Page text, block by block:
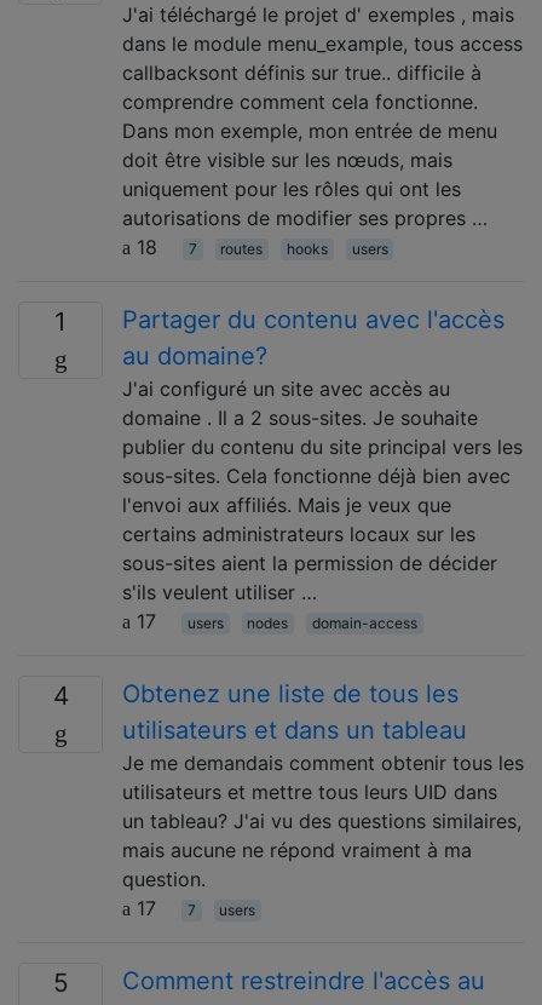
J'ai téléchargé le projet d' exemples , mais
dans le module menu_example, tous access
callbacksont définis sur true.. difficile à
comprendre comment cela fonctionne.
Dans mon exemple, mon entrée de menu
doit être visible sur les nœuds, mais
uniquement pour les rôles qui ont les
autorisations de modifier ses propres …
18
7 routes hooks users
1
Partager du contenu avec l'accès
au domaine?
J'ai configuré un site avec accès au
domaine . Il a 2 sous-sites. Je souhaite
publier du contenu du site principal vers les
sous-sites. Cela fonctionne déjà bien avec
l'envoi aux affiliés. Mais je veux que
certains administrateurs locaux sur les
sous-sites aient la permission de décider
s'ils veulent utiliser …
17
users nodes domain-access
4
Obtenez une liste de tous les
utilisateurs et dans un tableau
Je me demandais comment obtenir tous les
utilisateurs et mettre tous leurs UID dans
un tableau? J'ai vu des questions similaires,
mais aucune ne répond vraiment à ma
question.
17
7 users
5
Comment restreindre l'accès au